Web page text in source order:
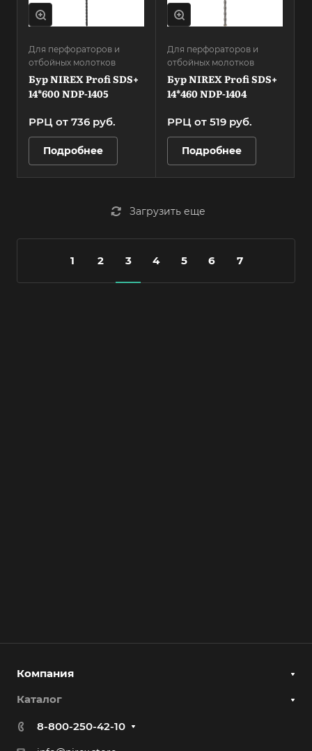
Для перфораторов и
отбойных молотков
Бур NIREX Profi SDS+
14*600 NDP-1405
РРЦ от 736 руб.
Подробнее
Для перфораторов и
отбойных молотков
Бур NIREX Profi SDS+
14*460 NDP-1404
РРЦ от 519 руб.
Подробнее
Загрузить еще
1 2 3 4 5 6 7
Компания
Каталог
8-800-250-42-10